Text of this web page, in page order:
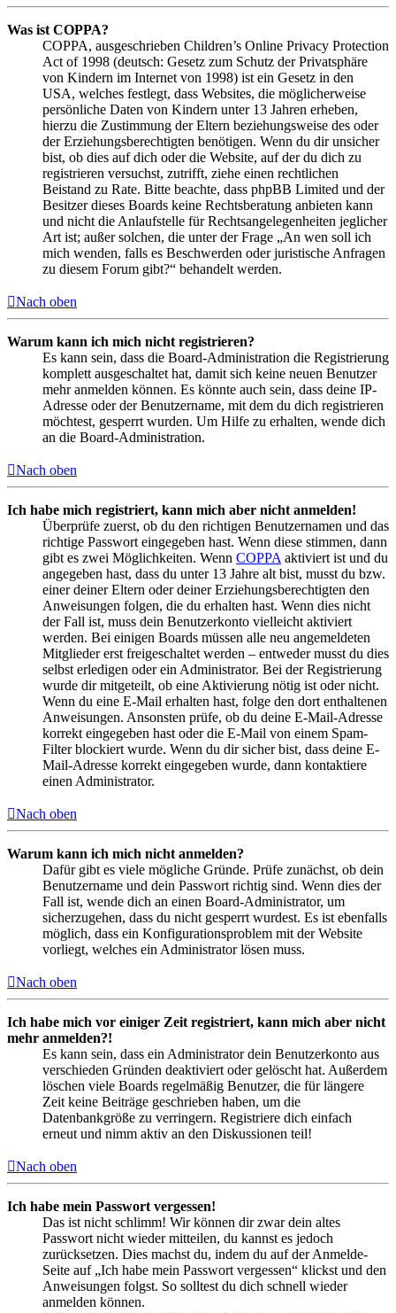
Was ist COPPA?
COPPA, ausgeschrieben Children’s Online Privacy Protection
Act of 1998 (deutsch: Gesetz zum Schutz der Privatsphäre
von Kindern im Internet von 1998) ist ein Gesetz in den
USA, welches festlegt, dass Websites, die möglicherweise
persönliche Daten von Kindern unter 13 Jahren erheben,
hierzu die Zustimmung der Eltern beziehungsweise des oder
der Erziehungsberechtigten benötigen. Wenn du dir unsicher
bist, ob dies auf dich oder die Website, auf der du dich zu
registrieren versuchst, zutrifft, ziehe einen rechtlichen
Beistand zu Rate. Bitte beachte, dass phpBB Limited und der
Besitzer dieses Boards keine Rechtsberatung anbieten kann
und nicht die Anlaufstelle für Rechtsangelegenheiten jeglicher
Art ist; außer solchen, die unter der Frage „An wen soll ich
mich wenden, falls es Beschwerden oder juristische Anfragen
zu diesem Forum gibt?“ behandelt werden.
Nach oben
Warum kann ich mich nicht registrieren?
Es kann sein, dass die Board-Administration die Registrierung
komplett ausgeschaltet hat, damit sich keine neuen Benutzer
mehr anmelden können. Es könnte auch sein, dass deine IP-
Adresse oder der Benutzername, mit dem du dich registrieren
möchtest, gesperrt wurden. Um Hilfe zu erhalten, wende dich
an die Board-Administration.
Nach oben
Ich habe mich registriert, kann mich aber nicht anmelden!
Überprüfe zuerst, ob du den richtigen Benutzernamen und das
richtige Passwort eingegeben hast. Wenn diese stimmen, dann
gibt es zwei Möglichkeiten. Wenn COPPA aktiviert ist und du
angegeben hast, dass du unter 13 Jahre alt bist, musst du bzw.
einer deiner Eltern oder deiner Erziehungsberechtigten den
Anweisungen folgen, die du erhalten hast. Wenn dies nicht
der Fall ist, muss dein Benutzerkonto vielleicht aktiviert
werden. Bei einigen Boards müssen alle neu angemeldeten
Mitglieder erst freigeschaltet werden – entweder musst du dies
selbst erledigen oder ein Administrator. Bei der Registrierung
wurde dir mitgeteilt, ob eine Aktivierung nötig ist oder nicht.
Wenn du eine E-Mail erhalten hast, folge den dort enthaltenen
Anweisungen. Ansonsten prüfe, ob du deine E-Mail-Adresse
korrekt eingegeben hast oder die E-Mail von einem Spam-
Filter blockiert wurde. Wenn du dir sicher bist, dass deine E-
Mail-Adresse korrekt eingegeben wurde, dann kontaktiere
einen Administrator.
Nach oben
Warum kann ich mich nicht anmelden?
Dafür gibt es viele mögliche Gründe. Prüfe zunächst, ob dein
Benutzername und dein Passwort richtig sind. Wenn dies der
Fall ist, wende dich an einen Board-Administrator, um
sicherzugehen, dass du nicht gesperrt wurdest. Es ist ebenfalls
möglich, dass ein Konfigurationsproblem mit der Website
vorliegt, welches ein Administrator lösen muss.
Nach oben
Ich habe mich vor einiger Zeit registriert, kann mich aber nicht
mehr anmelden?!
Es kann sein, dass ein Administrator dein Benutzerkonto aus
verschieden Gründen deaktiviert oder gelöscht hat. Außerdem
löschen viele Boards regelmäßig Benutzer, die für längere
Zeit keine Beiträge geschrieben haben, um die
Datenbankgröße zu verringern. Registriere dich einfach
erneut und nimm aktiv an den Diskussionen teil!
Nach oben
Ich habe mein Passwort vergessen!
Das ist nicht schlimm! Wir können dir zwar dein altes
Passwort nicht wieder mitteilen, du kannst es jedoch
zurücksetzen. Dies machst du, indem du auf der Anmelde-
Seite auf „Ich habe mein Passwort vergessen“ klickst und den
Anweisungen folgst. So solltest du dich schnell wieder
anmelden können.